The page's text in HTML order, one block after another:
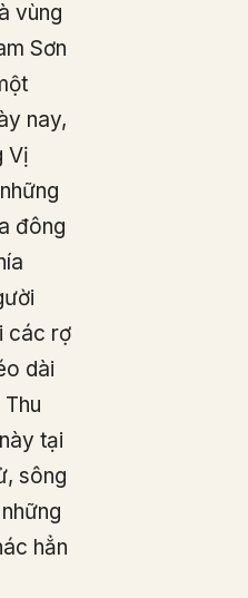
vùng
Sơn
nay,
Vị
đông
các rợ
dài
tại
sông
hẳn